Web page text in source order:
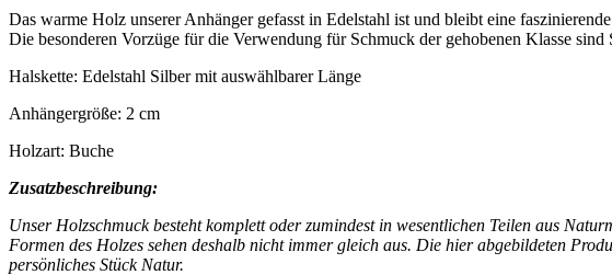
Das warme Holz unserer Anhänger gefasst in Edelstahl ist und bleibt eine
Die besonderen Vorzüge für die Verwendung für Schmuck der gehobenen Klasse
Halskette: Edelstahl Silber mit auswählbarer Länge
Anhängergröße: 2 cm
Holzart: Buche
Zusatzbeschreibung:
Unser Holzschmuck besteht komplett oder zumindest in wesentlichen Teilen aus
Formen des Holzes sehen deshalb nicht immer gleich aus. Die hier abgebildeten
persönliches Stück Natur.